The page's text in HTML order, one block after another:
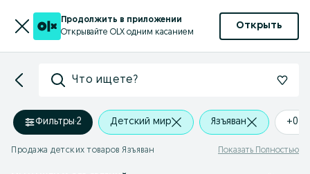
Продолжить в приложении
Открывайте OLX одним касанием
Открыть
Что ищете?
Фильтры·2 Детский мир Язъяван +0
Продажа детских товаров Язъяван Показать Полностью